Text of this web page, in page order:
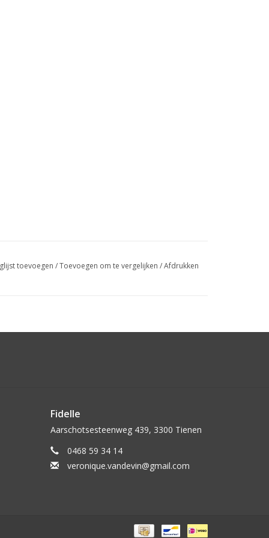
toevoegen /Toevoegen om te vergelijken /Afdrukken
Fidelle
Aarschotsesteenweg 439, 3300 Tienen
0468 59 34 14
veronique.vandevin@gmail.com